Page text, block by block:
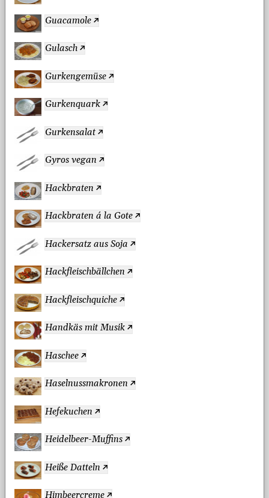
Guacamole
Gulasch
Gurkengemüse
Gurkenquark
Gurkensalat
Gyros vegan
Hackbraten
Hackbraten á la Gote
Hackersatz aus Soja
Hackfleischbällchen
Hackfleischquiche
Handkäs mit Musik
Haschee
Haselnussmakronen
Hefekuchen
Heidelbeer-Muffins
Heiße Datteln
Himbeercreme